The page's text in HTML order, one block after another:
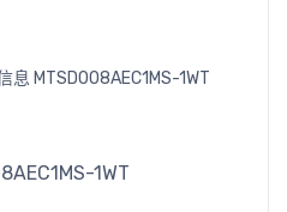
息 MTSD008AEC1MS-1WT